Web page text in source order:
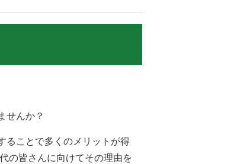
せんか？
ることで多くのメリットが得
の皆さんに向けてその理由を